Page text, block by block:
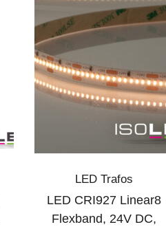
LED Trafos
LED CRI927 Linear8
Flexband, 24V DC,